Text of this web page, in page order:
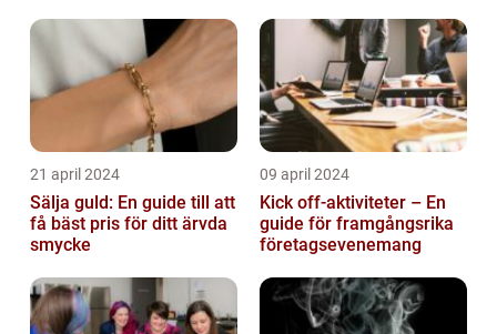
21 april 2024
Sälja guld: En guide till att
få bäst pris för ditt ärvda
smycke
09 april 2024
Kick off-aktiviteter – En
guide för framgångsrika
företagsevenemang